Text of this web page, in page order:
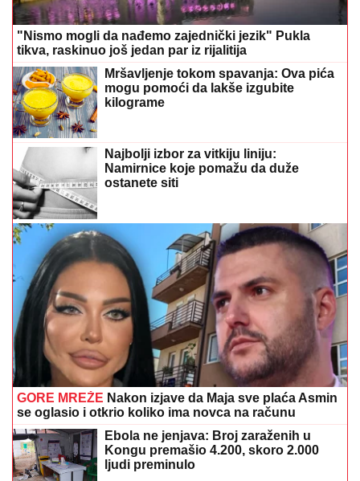
"Nismo mogli da nađemo zajednički jezik" Pukla
tikva, raskinuo još jedan par iz rijalitija
Mršavljenje tokom spavanja: Ova pića
mogu pomoći da lakše izgubite
kilograme
Najbolji izbor za vitkiju liniju:
Namirnice koje pomažu da duže
ostanete siti
GORE MREŽE Nakon izjave da Maja sve plaća Asmin
se oglasio i otkrio koliko ima novca na računu
Ebola ne jenjava: Broj zaraženih u
Kongu premašio 4.200, skoro 2.000
ljudi preminulo